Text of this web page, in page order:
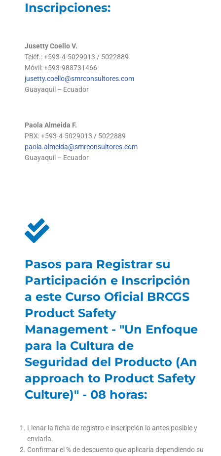
Inscripciones:
Jusetty Coello V.
Teléf.: +593-4-5029013 / 5022889
Móvil: +593-988731466
jusetty.coello@smrconsultores.com
Guayaquil – Ecuador
Paola Almeida F.
PBX: +593-4-5029013 / 5022889
paola.almeida@smrconsultores.com
Guayaquil – Ecuador
Pasos para Registrar su
Participación e Inscripción
a este Curso Oficial BRCGS
Product Safety
Management - "Un Enfoque
para la Cultura de
Seguridad del Producto (An
approach to Product Safety
Culture)" - 08 horas:
Llenar la ficha de registro e inscripción lo antes posible y
enviarla.
Confirmar el % de descuento que aplicaría dependiendo su